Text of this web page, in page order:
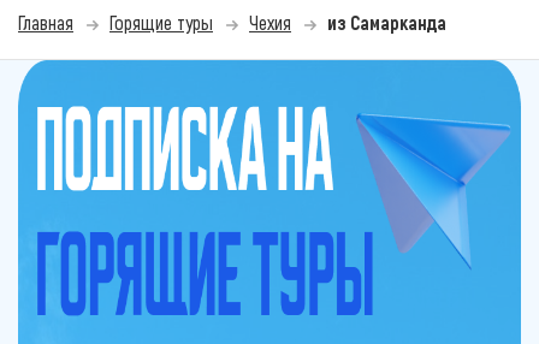
Главная Горящие туры Чехия из Самарканда